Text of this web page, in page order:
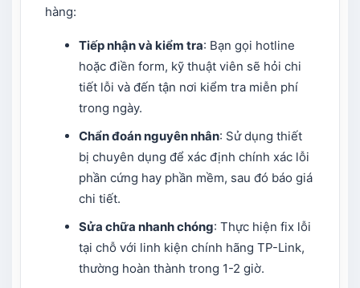
hàng:
Tiếp nhận và kiểm tra: Bạn gọi hotline
hoặc điền form, kỹ thuật viên sẽ hỏi chi
tiết lỗi và đến tận nơi kiểm tra miễn phí
trong ngày.
Chẩn đoán nguyên nhân: Sử dụng thiết
bị chuyên dụng để xác định chính xác lỗi
phần cứng hay phần mềm, sau đó báo giá
chi tiết.
Sửa chữa nhanh chóng: Thực hiện fix lỗi
tại chỗ với linh kiện chính hãng TP-Link,
thường hoàn thành trong 1-2 giờ.